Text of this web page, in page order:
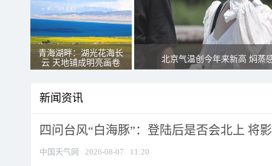
青海湖畔：湖光花海长
云 天地铺成明亮画卷
北京气温创今年来新高 焖蒸
新闻资讯
四问台风“白海豚”：登陆后是否会北上 将
中国天气网 2026-08-07 11:20